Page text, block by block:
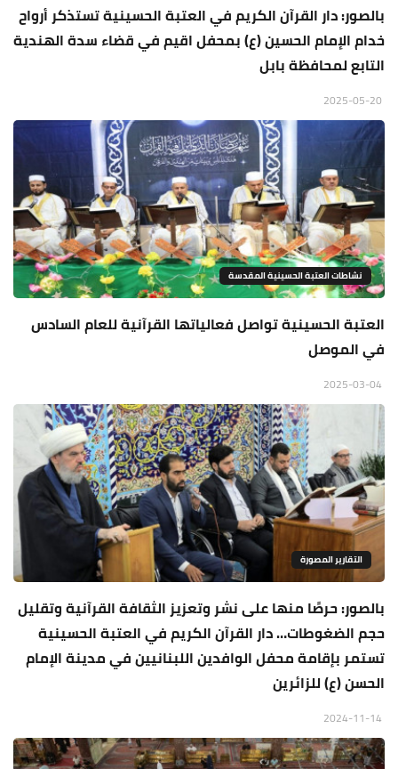
بالصور: دار القرآن الكريم في العتبة الحسينية تستذكر أرواح
خدام الإمام الحسين (ع) بمحفل اقيم في قضاء سدة الهندية
التابع لمحافظة بابل
نشاطات العتبة الحسينية المقدسة
العتبة الحسينية تواصل فعالياتها القرآنية للعام السادس
في الموصل
التقارير المصورة
بالصور: حرصًا منها على نشر وتعزيز الثقافة القرآنية وتقليل
حجم الضغوطات… دار القرآن الكريم في العتبة الحسينية
تستمر بإقامة محفل الوافدين اللبنانيين في مدينة الإمام
الحسن (ع) للزائرين